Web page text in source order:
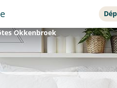
Okkenbroek